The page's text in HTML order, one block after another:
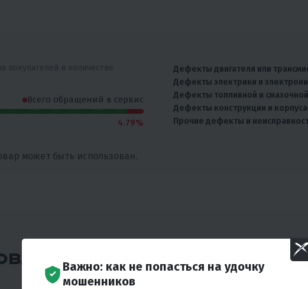
Всего обращений в сервис
4.79%
может быть использован.
Дефекты двигателя или
Дефекты электрики и
Дефекты топливной и
Дефекты конструкции и корпуса
Прочие дефекты и
Важно: как не попасться на удочку
мошенников